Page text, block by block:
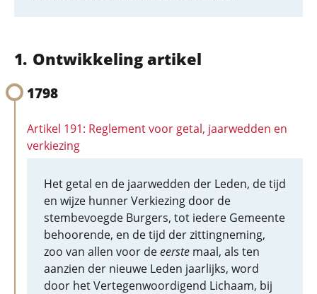
Ontwikkeling artikel
1798
Artikel 191: Reglement voor getal, jaarwedden en
verkiezing
Het getal en de jaarwedden der Leden, de tijd
en wijze hunner Verkiezing door de
stembevoegde Burgers, tot iedere Gemeente
behoorende, en de tijd der zittingneming,
zoo van allen voor deeerste maal, als ten
aanzien der nieuwe Leden jaarlijks, word
door het Vertegenwoordigend Lichaam, bij